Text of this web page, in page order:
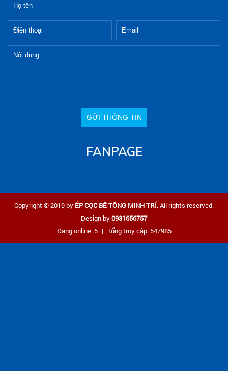
FANPAGE
Copyright © 2019 by ÉP CỌC BÊ TÔNG MINH TRÍ. All rights reserved.
Design by0931656757
Đang online: 5 | Tổng truy cập: 547985